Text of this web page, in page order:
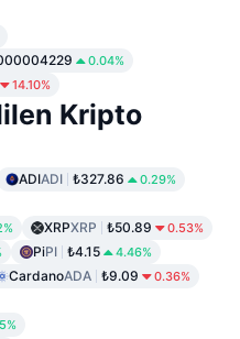
0.04%
14.10%
Kripto
ADIADI ₺327.86 0.29%
XRPXRP ₺50.89 0.53%
PiPI ₺4.15 4.46%
CardanoADA ₺9.09 0.36%